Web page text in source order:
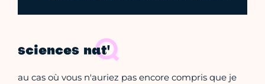
sciences nat'
au cas où vous n'auriez pas encore compris que je